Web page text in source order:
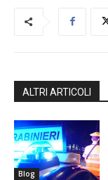
ALTRI ARTICOLI
Blog